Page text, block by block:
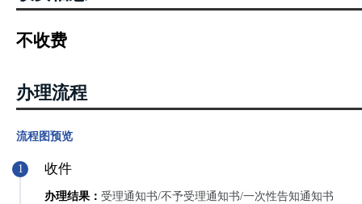
不收费
办理流程
流程图预览
1 收件
办理结果： 受理通知书/不予受理通知书/一次性告知通知书